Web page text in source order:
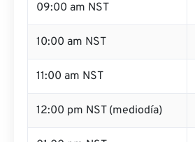
09:00 am NST
10:00 am NST
11:00 am NST
12:00 pm NST (mediodía)